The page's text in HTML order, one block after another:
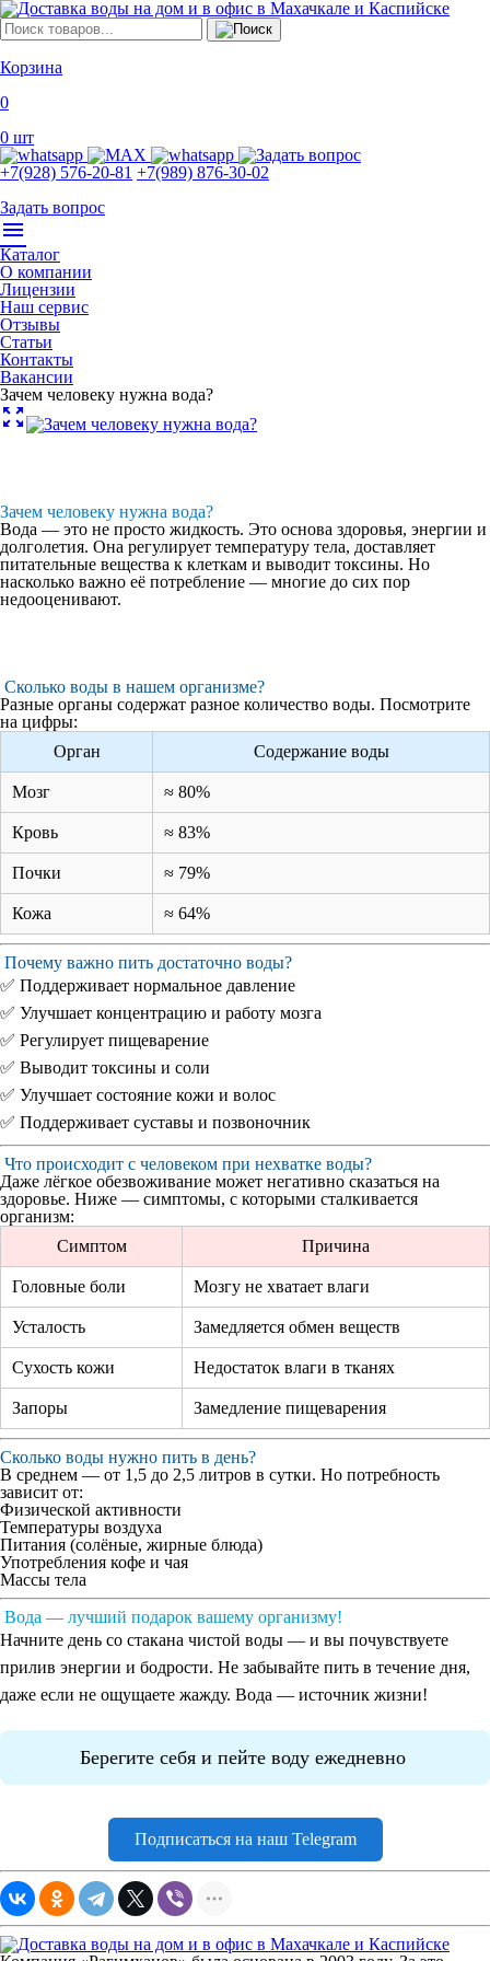
Корзина
0
0 шт
+7(928) 576-20-81 +7(989) 876-30-02
Задать вопрос
menu
Каталог
О компании
Лицензии
Наш сервис
Отзывы
Статьи
Контакты
Вакансии
Зачем человеку нужна вода?
zoom_out_map
Зачем человеку нужна вода?
Вода — это не просто жидкость. Это основа здоровья, энергии и
долголетия. Она регулирует температуру тела, доставляет
питательные вещества к клеткам и выводит токсины. Но
насколько важно её потребление — многие до сих пор
недооценивают.
Сколько воды в нашем организме?
Разные органы содержат разное количество воды. Посмотрите
на цифры:
Орган
Содержание воды
Мозг ≈ 80%
Кровь ≈ 83%
Почки ≈ 79%
Кожа ≈ 64%
Почему важно пить достаточно воды?
✅ Поддерживает нормальное давление
✅ Улучшает концентрацию и работу мозга
✅ Регулирует пищеварение
✅ Выводит токсины и соли
✅ Улучшает состояние кожи и волос
✅ Поддерживает суставы и позвоночник
Что происходит с человеком при нехватке воды?
Даже лёгкое обезвоживание может негативно сказаться на
здоровье. Ниже — симптомы, с которыми сталкивается
организм:
Симптом
Причина
Головные боли Мозгу не хватает влаги
Усталость Замедляется обмен веществ
Сухость кожи Недостаток влаги в тканях
Запоры Замедление пищеварения
Сколько воды нужно пить в день?
В среднем — от 1,5 до 2,5 литров в сутки. Но потребность
зависит от:
Физической активности
Температуры воздуха
Питания (солёные, жирные блюда)
Употребления кофе и чая
Массы тела
Вода — лучший подарок вашему организму!
Начните день со стакана чистой воды — и вы почувствуете
прилив энергии и бодрости. Не забывайте пить в течение дня,
даже если не ощущаете жажду. Вода — источник жизни!
Берегите себя и пейте воду ежедневно
Подписаться на наш Telegram